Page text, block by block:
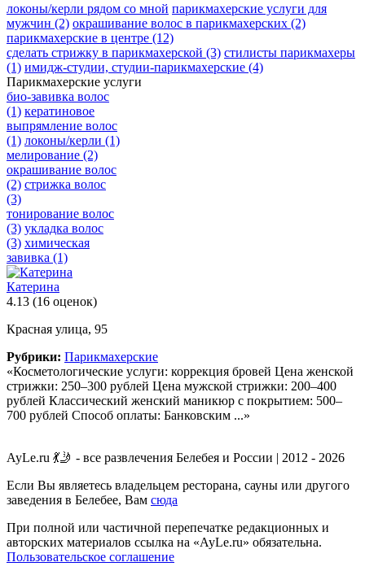
локоны/керли рядом со мной парикмахерские услуги для
мужчин (2) окрашивание волос в парикмахерских (2)
парикмахерские в центре (12)
сделать стрижку в парикмахерской (3) стилисты парикмахеры
(1) имидж-студии, студии-парикмахерские (4)
Парикмахерские услуги
био-завивка волос
(1) кератиновое
выпрямление волос
(1) локоны/керли (1)
мелирование (2)
окрашивание волос
(2) стрижка волос
(3)
тонирование волос
(3) укладка волос
(3) химическая
завивка (1)
Катерина
4.13 (16 оценок)
Красная улица, 95
Рубрики: Парикмахерские
«Косметологические услуги: коррекция бровей Цена женской
стрижки: 250–300 рублей Цена мужской стрижки: 200–400
рублей Классический женский маникюр с покрытием: 500–
700 рублей Способ оплаты: Банковским ...»
AyLe.ru 💃🤳 - все развлечения Белебея и России | 2012 - 2026
Если Вы являетесь владельцем ресторана, сауны или другого
заведения в Белебее, Вам сюда
При полной или частичной перепечатке редакционных и
авторских материалов ссылка на «AyLe.ru» обязательна.
Пользовательское соглашение